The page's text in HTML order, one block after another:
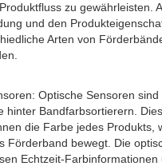
zu gewährleisten.
und den
Arten von
Optische Sensoren sind
hinter Bandfarbsortierern.
die Farbe jedes Produkts,
Förderband bewegt. Die
Echtzeit-Farbinformationen